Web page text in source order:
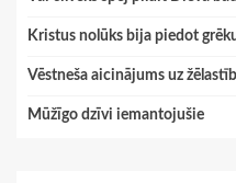
Kristus nolūks bija piedot
Vēstneša aicinājums uz
Mūžīgo dzīvi iemantojušie